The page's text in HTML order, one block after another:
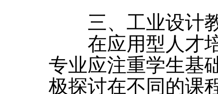
三、工业设计教
在应用型人才培
专业应注重学生基
极探讨在不同的课